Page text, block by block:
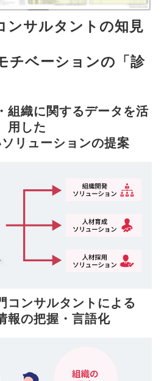
ンサルタントの知見
チベーションの「診
組織に関するデータを活
用した
リューションの提案
コンサルタントによる
報の把握・言語化